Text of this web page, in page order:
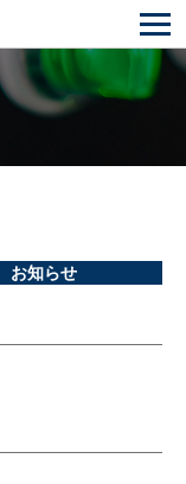
お知らせ